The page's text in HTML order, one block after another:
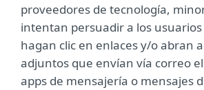
proveedores de tecnología,
intentan persuadir a los
hagan clic en enlaces y/o abran
adjuntos que envían vía correo
apps de mensajería o mensajes